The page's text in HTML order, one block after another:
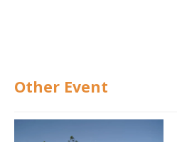
Other Event